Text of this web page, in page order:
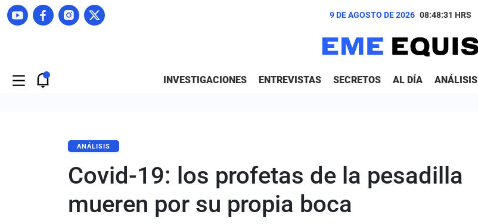
9 DE AGOSTO DE 2026 08:48:32 HRS
INVESTIGACIONES ENTREVISTAS SECRETOS AL DÍA ANÁLISIS
ANÁLISIS
Covid-19: los profetas de la pesadilla
mueren por su propia boca